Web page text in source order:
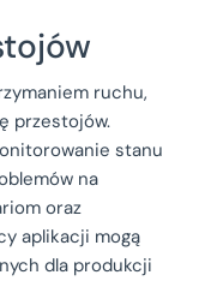
ruchu,
przestojów.
stanu
na
oraz
aplikacji mogą
dla produkcji